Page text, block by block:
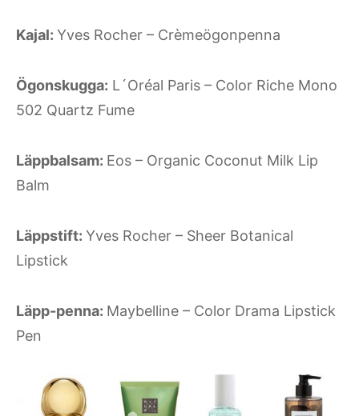
Kajal: Yves Rocher – Crèmeögonpenna
Ögonskugga: L´Oréal Paris – Color Riche Mono
502 Quartz Fume
Läppbalsam: Eos – Organic Coconut Milk Lip
Balm
Läppstift: Yves Rocher – Sheer Botanical
Lipstick
Läpp-penna: Maybelline – Color Drama Lipstick
Pen